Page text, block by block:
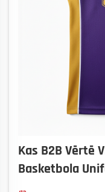
Kas B2B Vērtē
Basketbola